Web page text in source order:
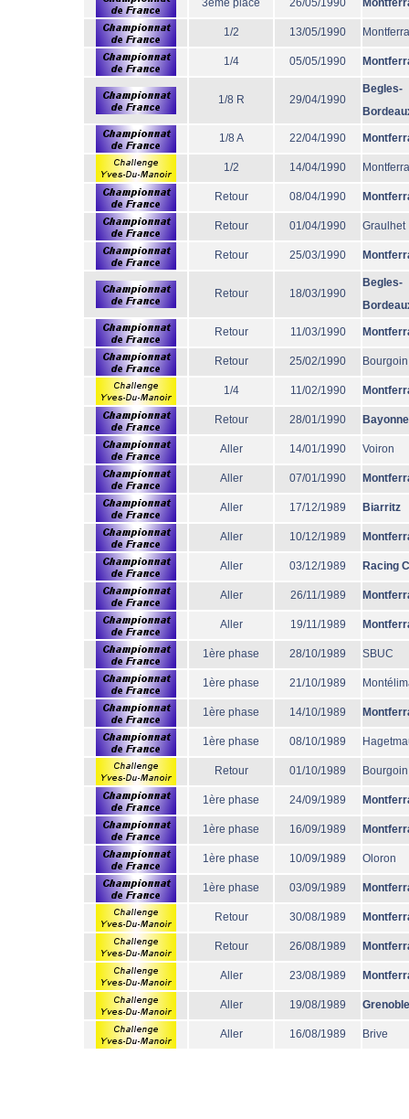
3éme place 26/05/1990
1/2 13/05/1990
1/4 05/05/1990
1/8 R 29/04/1990
Begles-
1/8 A 22/04/1990
1/2 14/04/1990
Retour 08/04/1990
Retour 01/04/1990 Graulhet
Retour 25/03/1990
Retour 18/03/1990
Begles-
Retour 11/03/1990
Retour 25/02/1990 Bourgoin
1/4 11/02/1990
Retour 28/01/1990 Bayonne
Aller 14/01/1990 Voiron
Aller 07/01/1990
Aller 17/12/1989 Biarritz
Aller 10/12/1989
Aller 03/12/1989 Racing
Aller 26/11/1989
Aller 19/11/1989
1ère phase 28/10/1989 SBUC
1ère phase 21/10/1989
1ère phase 14/10/1989
1ère phase 08/10/1989
Retour 01/10/1989 Bourgoin
1ère phase 24/09/1989
1ère phase 16/09/1989
1ère phase 10/09/1989 Oloron
1ère phase 03/09/1989
Retour 30/08/1989
Retour 26/08/1989
Aller 23/08/1989
Aller 19/08/1989 Grenoble
Aller 16/08/1989 Brive